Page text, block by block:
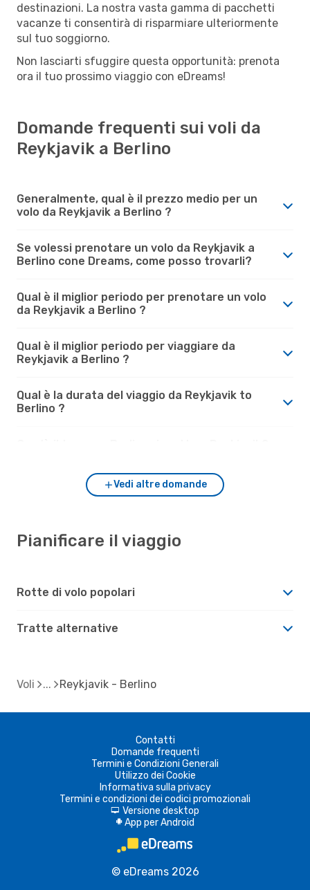
destinazioni. La nostra vasta gamma di pacchetti
vacanze ti consentirà di risparmiare ulteriormente
sul tuo soggiorno.
Non lasciarti sfuggire questa opportunità: prenota
ora il tuo prossimo viaggio con eDreams!
Domande frequenti sui voli da
Reykjavik a Berlino
Generalmente, qual è il prezzo medio per un
volo da Reykjavik a Berlino ?
Se volessi prenotare un volo da Reykjavik a
Berlino cone Dreams, come posso trovarli?
Qual è il miglior periodo per prenotare un volo
da Reykjavik a Berlino ?
Qual è il miglior periodo per viaggiare da
Reykjavik a Berlino ?
Qual è la durata del viaggio da Reykjavik to
Berlino ?
Vedi altre domande
Pianificare il viaggio
Rotte di volo popolari
Tratte alternative
Voli Reykjavik - Berlino
Contatti
Domande frequenti
Termini e Condizioni Generali
Utilizzo dei Cookie
Informativa sulla privacy
Termini e condizioni dei codici promozionali
d Versione desktop
A App per Android
© eDreams 2026